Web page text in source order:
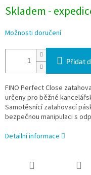
Skladem -
Možnosti doručení
Přidat
FINO Perfect Close
určeny pro běžné
Samotěsnící zatahovací
bezpečnou manipulaci s
Detailní informace